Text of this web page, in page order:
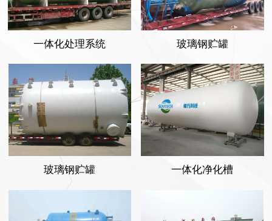
一体化处理系统 玻璃钢贮罐
玻璃钢贮罐 一体化净化槽